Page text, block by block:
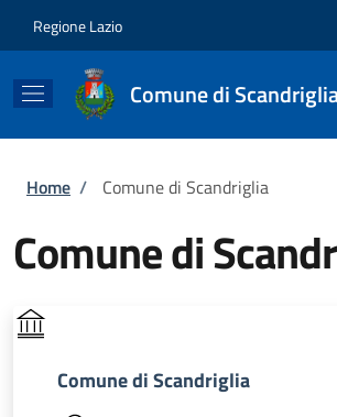
Regione Lazio
Comune di
Briciole di pane
Home / Comune di Scandriglia
Comune di
Comune di Scandriglia